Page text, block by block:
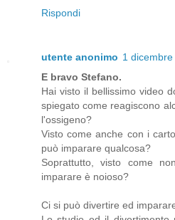
Rispondi
utente anonimo 1
E bravo Stefano.
Hai visto il bellissimo video
spiegato come reagiscono
l'ossigeno?
Visto come anche con i
può imparare qualcosa?
Soprattutto, visto come
imparare è noioso?
Ci si può divertire ed